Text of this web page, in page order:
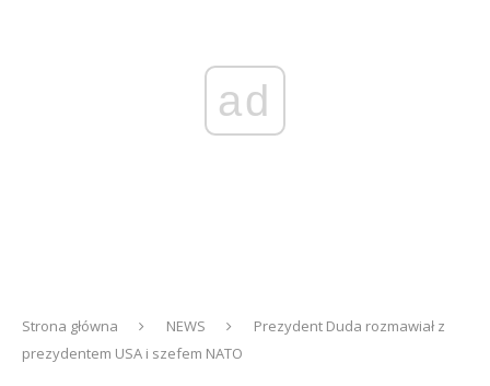
ad
Strona główna NEWS
Prezydent Duda rozmawiał z
prezydentem USA i szefem NATO